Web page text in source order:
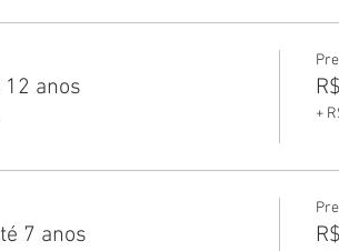
12 anos
+
7 anos